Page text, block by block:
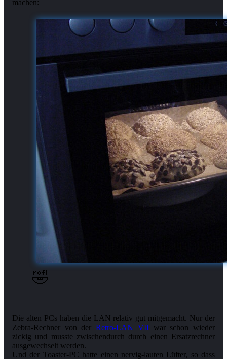
🤣
Die alten PCs haben die LAN relativ gut mitgemacht. Nur der
Zebra-Rechner von derRetro-LAN VIIwar schon wieder
zickig und musste zwischendurch durch einen Ersatzrechner
ausgewechselt werden.
Und der Toaster-PC hatte einen nervig-lauten Lüfter, so dass